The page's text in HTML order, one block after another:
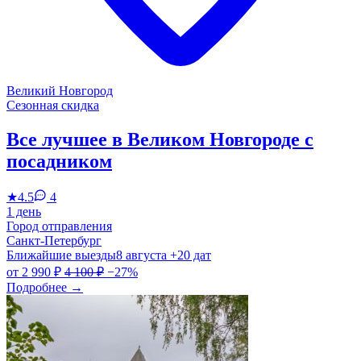
Великий Новгород
Сезонная скидка
Все лучшее в Великом Новгороде с
посадником
★4.5
4
1 день
Город отправления
Санкт-Петербург
Ближайшие выезды8 августа +20 дат
от 2 990 ₽ 4 100 ₽ −27%
Подробнее →